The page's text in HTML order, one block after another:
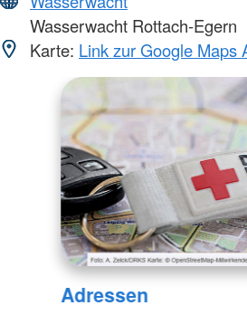
Wasserwacht Rottach-Egern
Karte: Link zur Google Maps
Adressen